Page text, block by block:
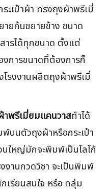
ะเป๋าผ้า ทรงถุงผ้าพรีเมี่
ยก้นขยายข้าง ขนาด
ารได้ทุกขนาด ตั้งแต่
การขนาดที่ต้องการก็
โรงงานผลิตถุงผ้าพรีเมี่
าพรีเมี่ยมแคนวาสทำได้
บนตัวถุงผ้าหรือกระเป๋า
นใหญ่มักจะพิมพ์เป็นโลโก้
งานกวดวิชา จะเป็นพิมพ์
เรียนสนใจ หรือ กลุ่ม